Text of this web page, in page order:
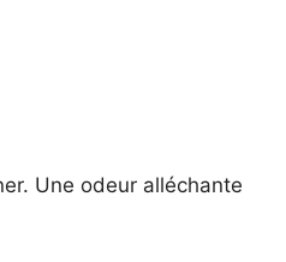
Une odeur alléchante